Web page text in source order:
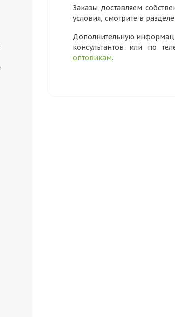
Заказы доставляем
условия, смотрите в
Дополнительную
консультантов или по
оптовикам.